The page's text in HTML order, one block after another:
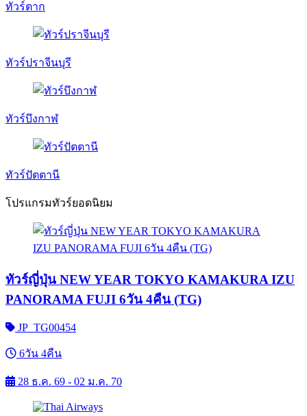
ทัวร์ตาก
ทัวร์ปราจีนบุรี
ทัวร์บึงกาฬ
ทัวร์ปัตตานี
โปรแกรมทัวร์ยอดนิยม
ทัวร์ญี่ปุ่น NEW YEAR TOKYO KAMAKURA IZU
PANORAMA FUJI 6วัน 4คืน (TG)
JP_TG00454
6วัน 4คืน
28 ธ.ค. 69 - 02 ม.ค. 70